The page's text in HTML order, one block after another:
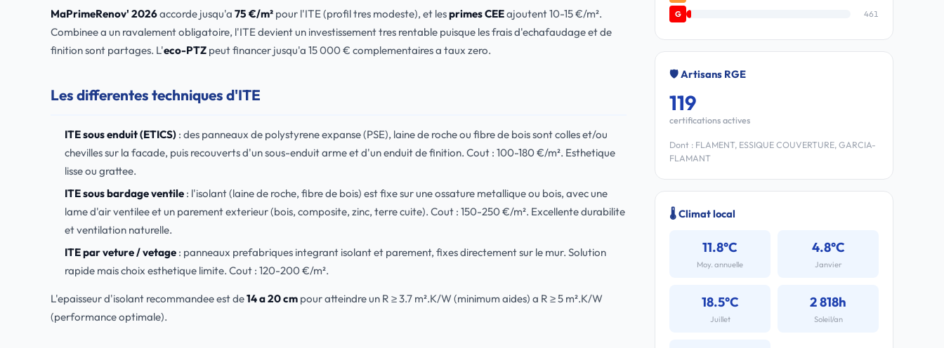
MaPrimeRenov' 2026accorde jusqu'a 75 €/m² pour l'ITE (profil tres modeste), et lesprimes CEEajoutent 10-15 €/m².
Combinee a un ravalement obligatoire, l'ITE devient un investissement tres rentable puisque les frais d'echafaudage et de
finition sont partages. L'eco-PTZ peut financer jusqu'a 15 000 € complementaires a taux zero.
Les differentes techniques d'ITE
ITE sous enduit (ETICS): des panneaux de polystyrene expanse (PSE), laine de roche ou fibre de bois sont colles et/ou
chevilles sur la facade, puis recouverts d'un sous-enduit arme et d'un enduit de finition. Cout : 100-180 €/m². Esthetique
lisse ou grattee.
ITE sous bardage ventile: l'isolant (laine de roche, fibre de bois) est fixe sur une ossature metallique ou bois, avec une
lame d'air ventilee et un parement exterieur (bois, composite, zinc, terre cuite). Cout : 150-250 €/m². Excellente durabilite
et ventilation naturelle.
ITE par veture / vetage: panneaux prefabriques integrant isolant et parement, fixes directement sur le mur. Solution
rapide mais choix esthetique limite. Cout : 120-200 €/m².
L'epaisseur d'isolant recommandee est de14 a 20 cm pour atteindre un R ≥ 3.7 m².K/W (minimum aides) a R ≥ 5 m².K/W
(performance optimale).
G 461
🛡️ Artisans RGE
119
certifications actives
Dont : FLAMENT, ESSIQUE COUVERTURE, GARCIA-
FLAMANT
🌡️ Climat local
11.8°C
Moy. annuelle
4.8°C
Janvier
18.5°C
Juillet
2 818h
Soleil/an